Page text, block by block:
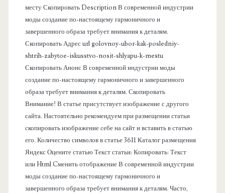
месту Скопировать Description В современной индустрии
моды создание по-настоящему гармоничного и
завершенного образа требует внимания к деталям.
Скопировать Адрес url golovnoy-ubor-kak-posledniy-
shtrih-zabytoe-iskusstvo-nosit-shlyapu-k-mestu
Скопировать Анонс В современной индустрии моды
создание по-настоящему гармоничного и завершенного
образа требует внимания к деталям. Скопировать
Внимание! В статье присутствует изображение с другого
сайта. Настоятельно рекомендуем при размещении статьи
скопировать изображение себе на сайт и вставить в статью
его. Количество символов в статье 3611 Каталог размещения
Яндекс Оцените статью Текст статьи: Копировать: Текст
или Html Cменить отображение В современной индустрии
моды создание по-настоящему гармоничного и
завершенного образа требует внимания к деталям. Часто,